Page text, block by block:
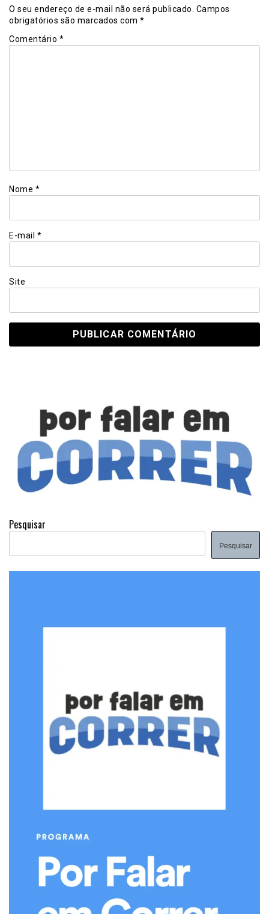
O seu endereço de e-mail não será publicado. Campos
obrigatórios são marcados com *
Comentário *
Nome *
E-mail *
Site
Pesquisar
Pesquisar